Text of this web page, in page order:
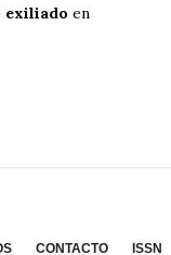
exiliado en
CONTACTO ISSN